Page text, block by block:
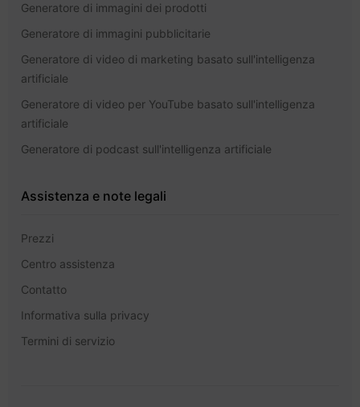
Generatore di immagini dei prodotti
Generatore di immagini pubblicitarie
Generatore di video di marketing basato sull'intelligenza
artificiale
Generatore di video per YouTube basato sull'intelligenza
artificiale
Generatore di podcast sull'intelligenza artificiale
Assistenza e note legali
Prezzi
Centro assistenza
Contatto
Informativa sulla privacy
Termini di servizio